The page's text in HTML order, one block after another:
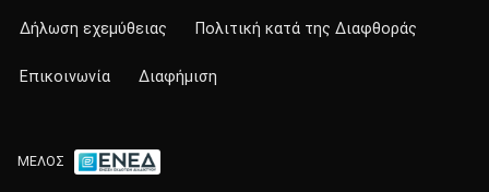
Δήλωση εχεμύθειας Πολιτική κατά της Διαφθοράς
Επικοινωνία Διαφήμιση
ΜΕΛΟΣ